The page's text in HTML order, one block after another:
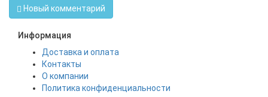
Новый комментарий
Информация
Доставка и оплата
Контакты
О компании
Политика конфиденциальности